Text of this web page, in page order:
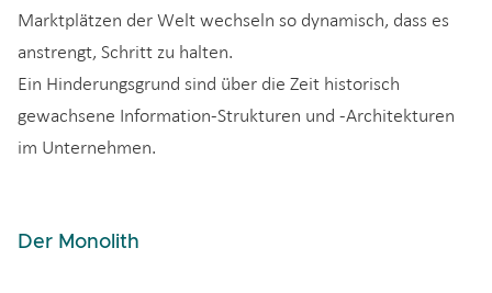
Marktplätzen der Welt wechseln so dynamisch, dass es
anstrengt, Schritt zu halten.
Ein Hinderungsgrund sind über die Zeit historisch
gewachsene Information-Strukturen und -Architekturen
im Unternehmen.
Der Monolith